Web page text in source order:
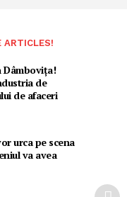
ARTICLES!
Dâmbovița!
de
de afaceri
urca pe scena
va avea